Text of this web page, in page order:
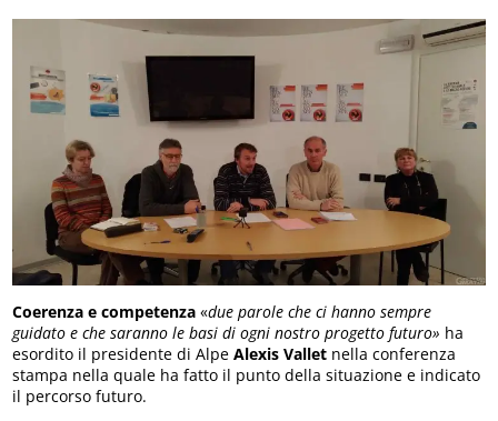
Coerenza e competenza «due parole che ci hanno sempre
guidato e che saranno le basi di ogni nostro progetto futuro» ha
esordito il presidente di AlpeAlexis Vallet nella conferenza
stampa nella quale ha fatto il punto della situazione e indicato
il percorso futuro.